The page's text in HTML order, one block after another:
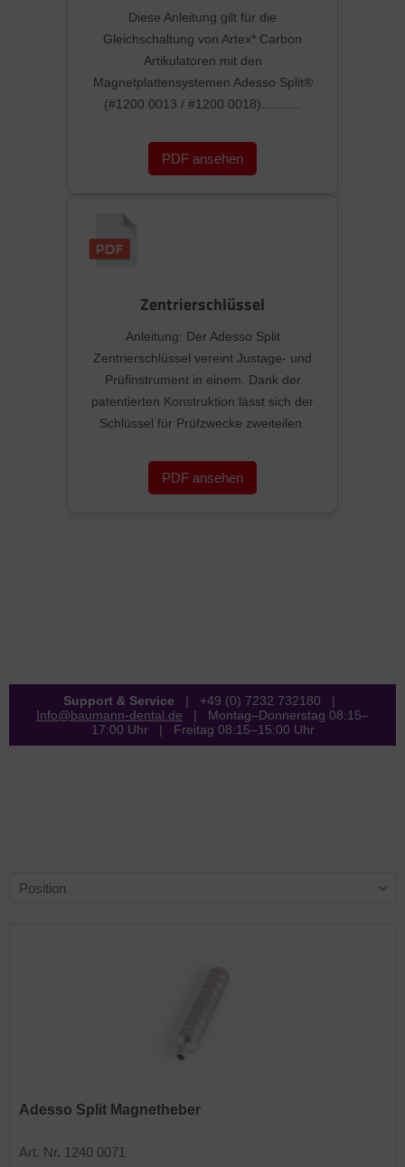
Diese Anleitung gilt für die
Gleichschaltung von Artex* Carbon
Artikulatoren mit den
Magnetplattensystemen Adesso Split®
(#1200 0013 / #1200 0018)...........
PDF ansehen
Zentrierschlüssel
Anleitung: Der Adesso Split
Zentrierschlüssel vereint Justage- und
Prüfinstrument in einem. Dank der
patentierten Konstruktion lässt sich der
Schlüssel für Prüfzwecke zweiteilen.
PDF ansehen
Support & Service | +49 (0) 7232 732180 |
Info@baumann-dental.de | Montag–Donnerstag 08:15–
17:00 Uhr | Freitag 08:15–15:00 Uhr
Adesso Split Magnetheber
Art. Nr. 1240 0071